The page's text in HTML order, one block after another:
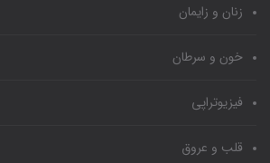
زنان و زایمان
خون و سرطان
فیزیوتراپی
قلب و عروق